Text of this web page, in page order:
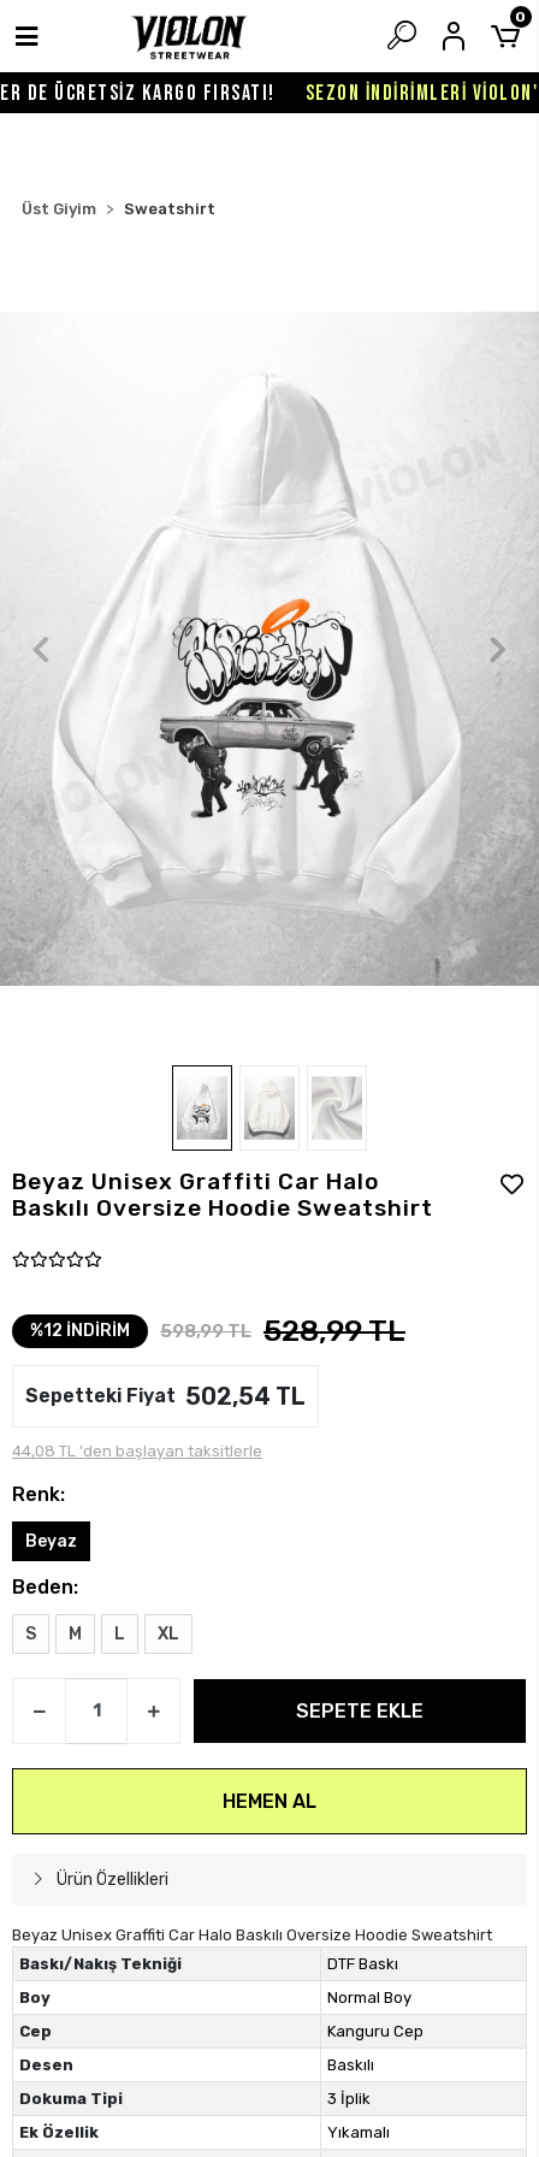
ÜCRETSİZ KARGO FIRSATI! SEZON İNDİRİMLERİ
0
Üst Giyim Sweatshirt
Beyaz Unisex Graffiti Car Halo
Baskılı Oversize Hoodie Sweatshirt
%12 İNDİRİM 598,99 TL 528,99 TL
Sepetteki Fiyat 502,54 TL
44,08 TL 'den başlayan taksitlerle
Renk:
Beyaz
Beden:
S M L XL
SEPETE EKLE
HEMEN AL
Ürün Özellikleri
Beyaz Unisex Graffiti Car Halo Baskılı Oversize Hoodie Sweatshirt
Baskı/Nakış Tekniği
DTF Baskı
Boy
Normal Boy
Cep
Kanguru Cep
Desen
Baskılı
Dokuma Tipi
3 İplik
Ek Özellik
Yıkamalı